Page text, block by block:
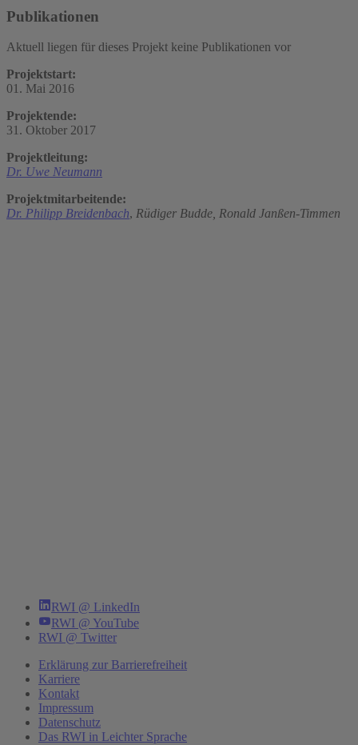
Publikationen
Aktuell liegen für dieses Projekt keine Publikationen vor
Projektstart:
01. Mai 2016
Projektende:
31. Oktober 2017
Projektleitung:
Dr. Uwe Neumann
Projektmitarbeitende:
Dr. Philipp Breidenbach, Rüdiger Budde, Ronald Janßen-Timmen
RWI @ LinkedIn
RWI @ YouTube
RWI @ Twitter
Erklärung zur Barrierefreiheit
Karriere
Kontakt
Impressum
Datenschutz
Das RWI in Leichter Sprache